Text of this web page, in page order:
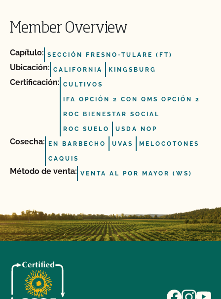
Member Overview
Capítulo: SECCIÓN FRESNO-TULARE (FT)
Ubicación: CALIFORNIA KINGSBURG
Certificación: CULTIVOS
IFA OPCIÓN 2 CON QMS OPCIÓN 2
ROC BIENESTAR SOCIAL
ROC SUELO USDA NOP
Cosecha: EN BARBECHO UVAS MELOCOTONES
CAQUIS
Método de venta: VENTA AL POR MAYOR (WS)